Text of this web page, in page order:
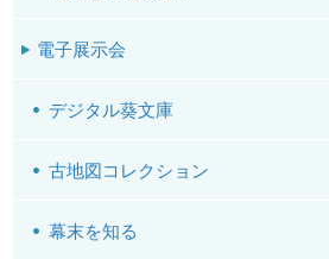
電子展示会
デジタル葵文庫
古地図コレクション
幕末を知る